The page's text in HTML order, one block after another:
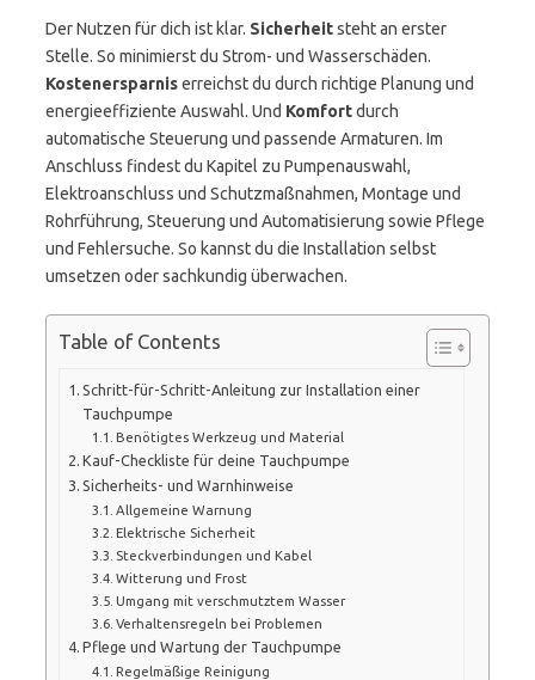
Der Nutzen für dich ist klar. Sicherheitsteht an erster
Stelle. So minimierst du Strom- und Wasserschäden.
Kostenersparniserreichst du durch richtige Planung und
energieeffiziente Auswahl. Und Komfortdurch
automatische Steuerung und passende Armaturen. Im
Anschluss findest du Kapitel zu Pumpenauswahl,
Elektroanschluss und Schutzmaßnahmen, Montage und
Rohrführung, Steuerung und Automatisierung sowie Pflege
und Fehlersuche. So kannst du die Installation selbst
umsetzen oder sachkundig überwachen.
Table of Contents
Schritt-für-Schritt-Anleitung zur Installation einer
Tauchpumpe
Benötigtes Werkzeug und Material
Kauf-Checkliste für deine Tauchpumpe
Sicherheits- und Warnhinweise
Allgemeine Warnung
Elektrische Sicherheit
Steckverbindungen und Kabel
Witterung und Frost
Umgang mit verschmutztem Wasser
Verhaltensregeln bei Problemen
Pflege und Wartung der Tauchpumpe
Regelmäßige Reinigung